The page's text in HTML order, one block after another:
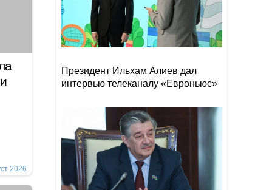
2026
Президент Ильхам Алиев дал
интервью телеканалу «Евроньюс»